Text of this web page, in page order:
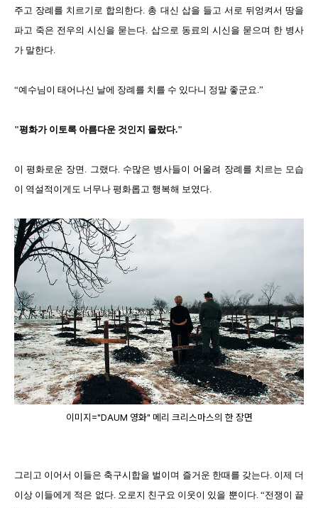
주고 장례를 치르기로 합의한다. 총 대신 삽을 들고 서로 뒤엉켜서 땅을
파고 죽은 전우의 시신을 묻는다. 삽으로 동료의 시신을 묻으며 한 병사
가 말한다.
“예수님이 태어나신 날에 장례를 치를 수 있다니 정말 좋군요.”
"평화가 이토록 아름다운 것인지 몰랐다."
이 평화로운 장면. 그랬다. 수많은 병사들이 어울려 장례를 치르는 모습
이 역설적이게도 너무나 평화롭고 행복해 보였다.
이미지="DAUM 영화" 메리 크리스마스의 한 장면
그리고 이어서 이들은 축구시합을 벌이며 즐거운 한때를 갖는다. 이제 더
이상 이들에게 적은 없다. 오로지 친구요 이웃이 있을 뿐이다. “전쟁이 끝